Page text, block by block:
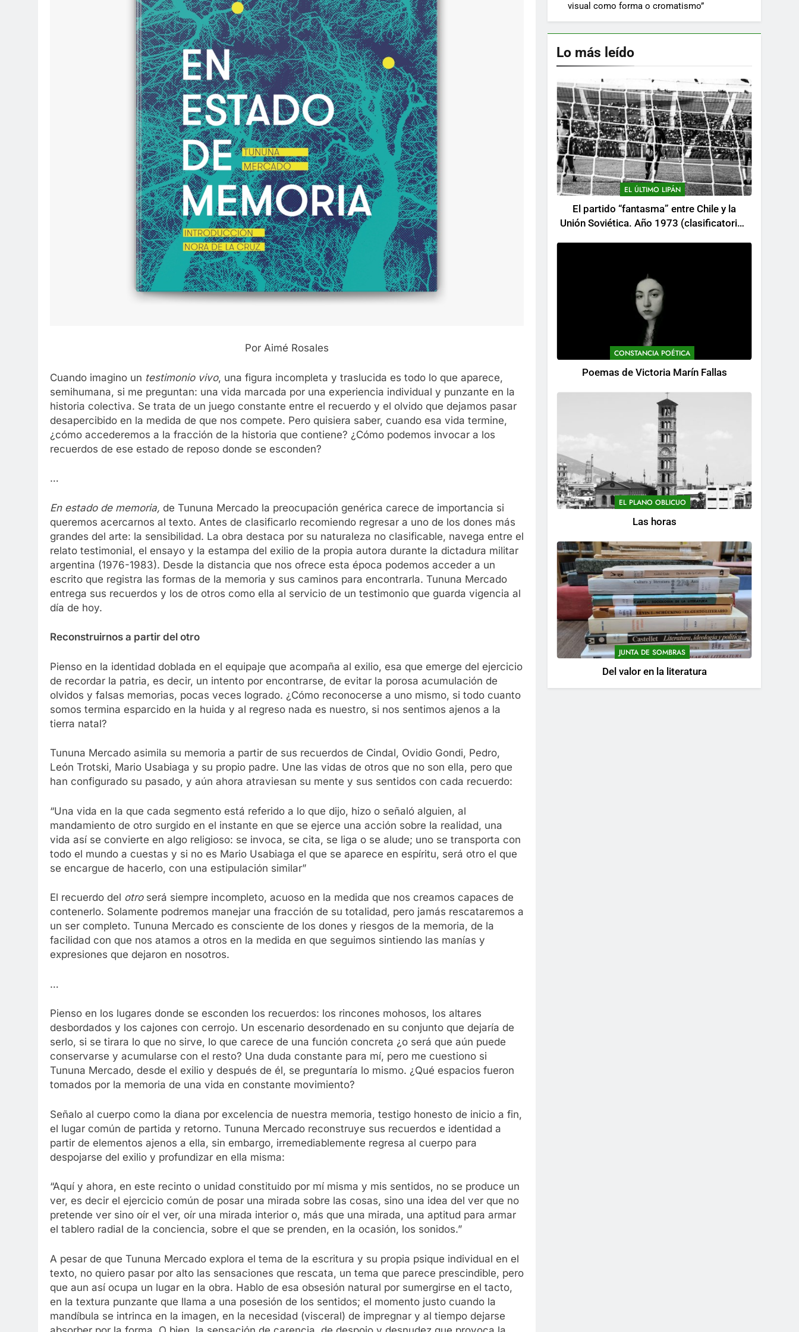
Por Aimé Rosales
Cuando imagino un testimonio vivo, una figura incompleta y traslucida es todo lo que aparece,
semihumana, si me preguntan: una vida marcada por una experiencia individual y punzante en la
historia colectiva. Se trata de un juego constante entre el recuerdo y el olvido que dejamos pasar
desapercibido en la medida de que nos compete. Pero quisiera saber, cuando esa vida termine,
¿cómo accederemos a la fracción de la historia que contiene? ¿Cómo podemos invocar a los
recuerdos de ese estado de reposo donde se esconden?
…
En estado de memoria, de Tununa Mercado la preocupación genérica carece de importancia si
queremos acercarnos al texto. Antes de clasificarlo recomiendo regresar a uno de los dones más
grandes del arte: la sensibilidad. La obra destaca por su naturaleza no clasificable, navega entre el
relato testimonial, el ensayo y la estampa del exilio de la propia autora durante la dictadura militar
argentina (1976-1983). Desde la distancia que nos ofrece esta época podemos acceder a un
escrito que registra las formas de la memoria y sus caminos para encontrarla. Tununa Mercado
entrega sus recuerdos y los de otros como ella al servicio de un testimonio que guarda vigencia al
día de hoy.
Reconstruirnos a partir del otro
Pienso en la identidad doblada en el equipaje que acompaña al exilio, esa que emerge del ejercicio
de recordar la patria, es decir, un intento por encontrarse, de evitar la porosa acumulación de
olvidos y falsas memorias, pocas veces logrado. ¿Cómo reconocerse a uno mismo, si todo cuanto
somos termina esparcido en la huida y al regreso nada es nuestro, si nos sentimos ajenos a la
tierra natal?
Tununa Mercado asimila su memoria a partir de sus recuerdos de Cindal, Ovidio Gondi, Pedro,
León Trotski, Mario Usabiaga y su propio padre. Une las vidas de otros que no son ella, pero que
han configurado su pasado, y aún ahora atraviesan su mente y sus sentidos con cada recuerdo:
“Una vida en la que cada segmento está referido a lo que dijo, hizo o señaló alguien, al
mandamiento de otro surgido en el instante en que se ejerce una acción sobre la realidad, una
vida así se convierte en algo religioso: se invoca, se cita, se liga o se alude; uno se transporta con
todo el mundo a cuestas y si no es Mario Usabiaga el que se aparece en espíritu, será otro el que
se encargue de hacerlo, con una estipulación similar”
El recuerdo del otroserá siempre incompleto, acuoso en la medida que nos creamos capaces de
contenerlo. Solamente podremos manejar una fracción de su totalidad, pero jamás rescataremos a
un ser completo. Tununa Mercado es consciente de los dones y riesgos de la memoria, de la
facilidad con que nos atamos a otros en la medida en que seguimos sintiendo las manías y
expresiones que dejaron en nosotros.
…
Pienso en los lugares donde se esconden los recuerdos: los rincones mohosos, los altares
desbordados y los cajones con cerrojo. Un escenario desordenado en su conjunto que dejaría de
serlo, si se tirara lo que no sirve, lo que carece de una función concreta ¿o será que aún puede
conservarse y acumularse con el resto? Una duda constante para mí, pero me cuestiono si
Tununa Mercado, desde el exilio y después de él, se preguntaría lo mismo. ¿Qué espacios fueron
tomados por la memoria de una vida en constante movimiento?
Señalo al cuerpo como la diana por excelencia de nuestra memoria, testigo honesto de inicio a fin,
el lugar común de partida y retorno. Tununa Mercado reconstruye sus recuerdos e identidad a
partir de elementos ajenos a ella, sin embargo, irremediablemente regresa al cuerpo para
despojarse del exilio y profundizar en ella misma:
“Aquí y ahora, en este recinto o unidad constituido por mí misma y mis sentidos, no se produce un
ver, es decir el ejercicio común de posar una mirada sobre las cosas, sino una idea del ver que no
pretende ver sino oír el ver, oír una mirada interior o, más que una mirada, una aptitud para armar
el tablero radial de la conciencia, sobre el que se prenden, en la ocasión, los sonidos.”
A pesar de que Tununa Mercado explora el tema de la escritura y su propia psique individual en el
texto, no quiero pasar por alto las sensaciones que rescata, un tema que parece prescindible, pero
que aun así ocupa un lugar en la obra. Hablo de esa obsesión natural por sumergirse en el tacto,
en la textura punzante que llama a una posesión de los sentidos; el momento justo cuando la
mandíbula se intrinca en la imagen, en la necesidad (visceral) de impregnar y al tiempo dejarse
visual como forma o cromatismo”
Lo más leído
EL ÚLTIMO LIPÁN
El partido “fantasma” entre Chile y la
Unión Soviética. Año 1973 (clasificatorios
CONSTANCIA POÉTICA
Poemas de Victoria Marín Fallas
EL PLANO OBLICUO
Las horas
JUNTA DE SOMBRAS
Del valor en la literatura